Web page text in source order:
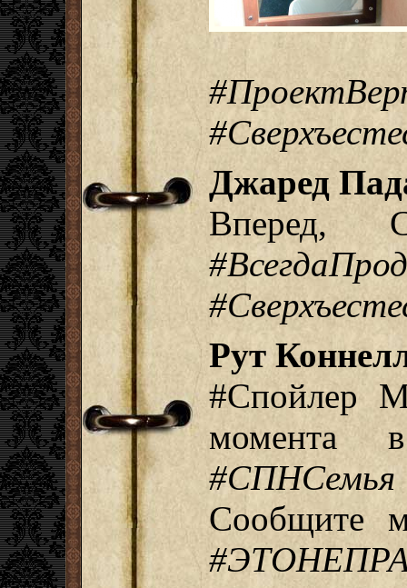
Джаред
Вперед,
Рут
#Спойлер
момента
#СПНСемья
Сообщите